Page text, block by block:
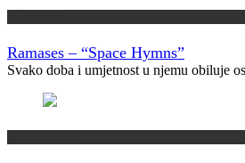
Ramases – “Space Hymns”
Svako doba i umjetnost u njemu obiluje